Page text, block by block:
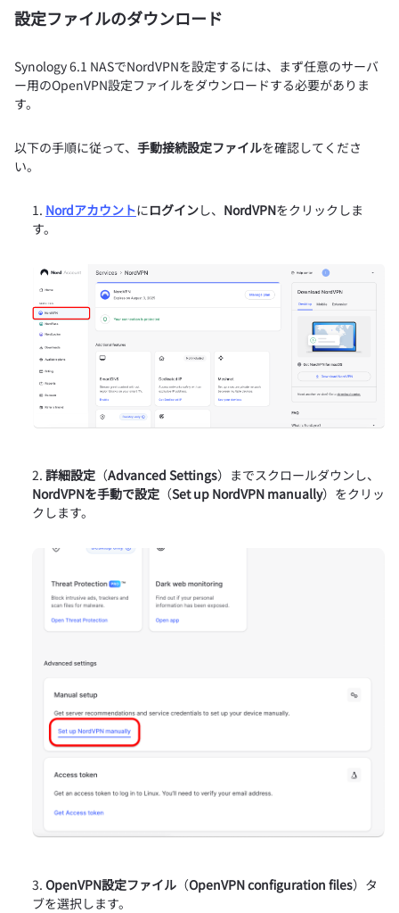
設定ファイルのダウンロード
Synology 6.1 NASでNordVPNを設定するには、まず任意のサーバ
ー用のOpenVPN設定ファイルをダウンロードする必要がありま
す。
以下の手順に従って、 手動接続設定ファイルを確認してくださ
い。
Nordアカウントにログインし、 NordVPNをクリックしま
す。
詳細設定 （Advanced Settings）までスクロールダウンし、
NordVPNを手動で設定 （Set up NordVPN manually）をクリッ
クします。
OpenVPN設定ファイル （OpenVPN configuration files）タ
ブを選択します。